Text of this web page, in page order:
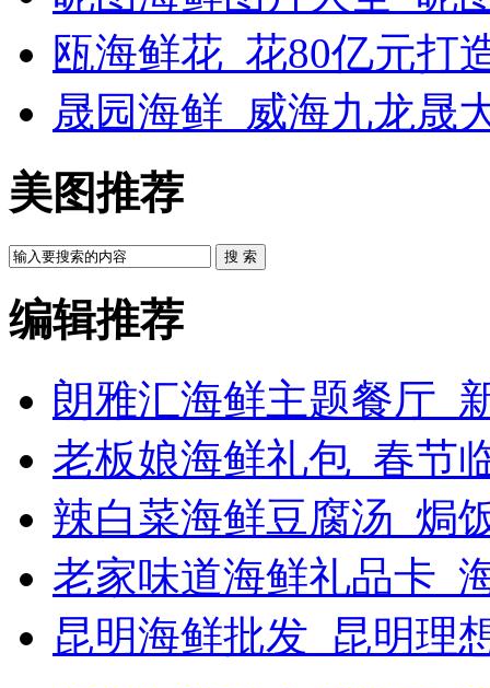
瓯海鲜花_花80亿元打
晟园海鲜_威海九龙晟
美图推荐
搜 索
编辑推荐
朗雅汇海鲜主题餐厅_
老板娘海鲜礼包_春节
辣白菜海鲜豆腐汤_焗
老家味道海鲜礼品卡_
昆明海鲜批发_昆明理